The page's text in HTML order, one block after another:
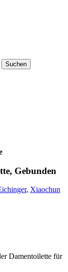
Suchen
Gebunden
, Xiaochun
Damentoilette für